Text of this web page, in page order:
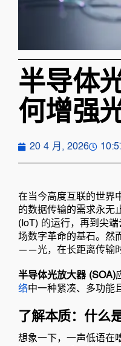
半导体
何增强
20 4 月, 2026
在当今高度互联的世界
的数据传输的需求永无
(IoT) 的运行，再到尖
场数字革命的基石。然
——光，在长距离传输
半导体光放大器 (SOA)
络中一种紧凑、多功能
了解本质：什么
想象一下，一声低语在